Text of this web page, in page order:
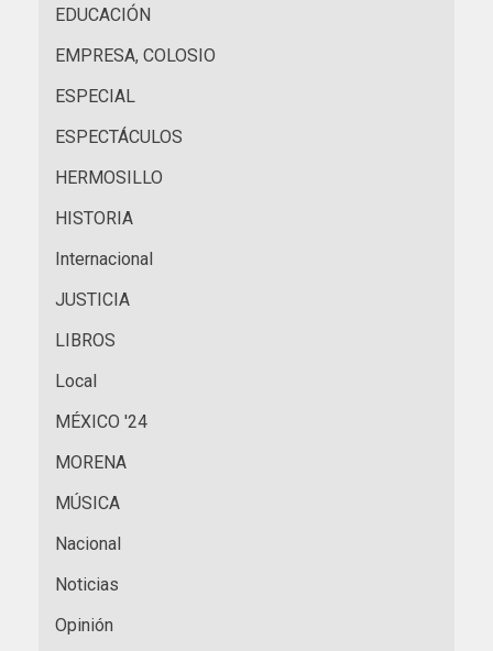
EDUCACIÓN
EMPRESA, COLOSIO
ESPECIAL
ESPECTÁCULOS
HERMOSILLO
HISTORIA
Internacional
JUSTICIA
LIBROS
Local
MÉXICO '24
MORENA
MÚSICA
Nacional
Noticias
Opinión